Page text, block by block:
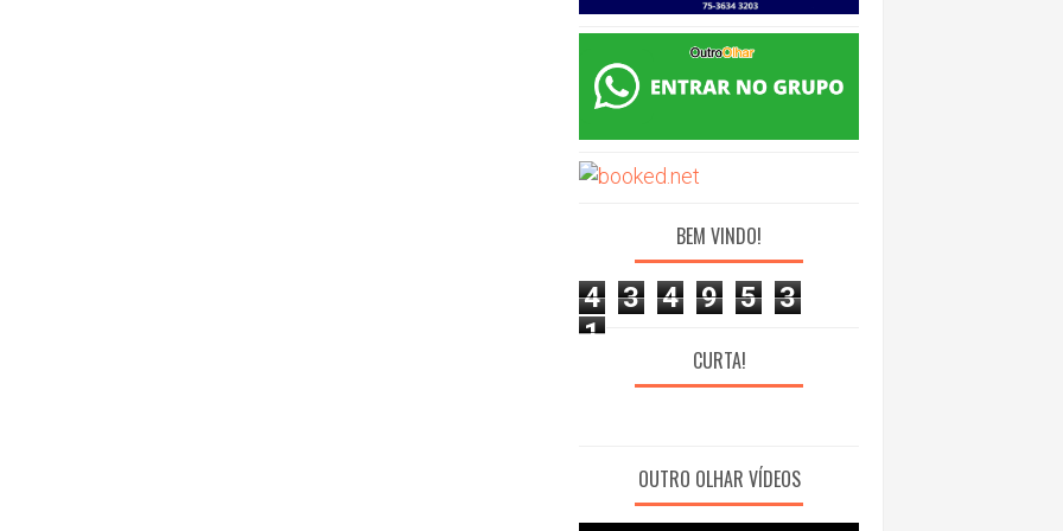
BEM VINDO!
4 3 4 9 5
3
1
CURTA!
OUTRO OLHAR VÍDEOS